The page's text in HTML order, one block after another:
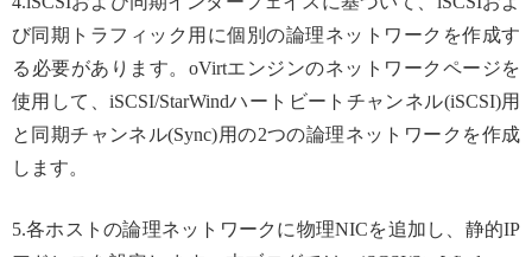
び同期トラフィック用に個別の論理ネットワークを作成す
る必要があります。oVirtエンジンのネットワークページを
使用して、iSCSI/StarWindハートビートチャンネル(iSCSI)用
と同期チャンネル(Sync)用の2つの論理ネットワークを作成
します。
5.各ホストの論理ネットワークに物理NICを追加し、静的IP